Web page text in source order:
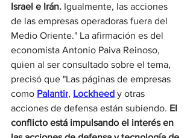
Israel e Irán. Igualmente, las acciones
de las empresas operadoras fuera del
Medio Oriente." La afirmación es del
economista Antonio Paiva Reinoso,
quien al ser consultado sobre el tema,
precisó que "Las páginas de empresas
como Palantir, Lockheed y otras
acciones de defensa están subiendo. El
conflicto está impulsando el interés en